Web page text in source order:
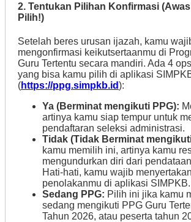
2. Tentukan Pilihan Konfirmasi
Pilih!)
Setelah beres urusan ijazah, kamu
mengonfirmasi keikutsertaanmu di
Guru Tertentu secara mandiri. Ada 4
yang bisa kamu pilih di aplikasi
(https://ppg.simpkb.id):
Ya (Berminat mengikuti PPG):
artinya kamu siap tempur untuk
pendaftaran seleksi administrasi.
Tidak (Tidak Berminat
kamu memilih ini, artinya kamu
mengundurkan diri dari
Hati-hati, kamu wajib
penolakanmu di aplikasi SIMPKB.
Sedang PPG: Pilih ini jika kamu
sedang mengikuti PPG Guru
Tahun 2026, atau peserta tahun